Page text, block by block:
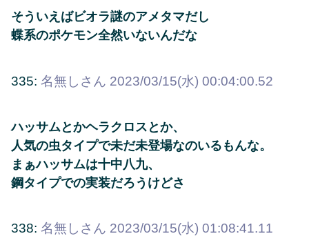
そういえばビオラ謎のアメタマだし
蝶系のポケモン全然いないんだな
335: 名無しさん 2023/03/15(水) 00:04:00.52
ハッサムとかヘラクロスとか、
人気の虫タイプで未だ未登場なのいるもんな。
まぁハッサムは十中八九、
鋼タイプでの実装だろうけどさ
338: 名無しさん 2023/03/15(水) 01:08:41.11